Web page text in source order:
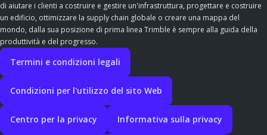
di aiutare i clienti a costruire e gestire un'infrastruttura, progettare e costruire
un edificio, ottimizzare la supply chain globale o creare una mappa del
mondo, dalla sua posizione di prima linea Trimble è sempre alla guida della
produttività e del progresso.
Termini e condizioni legali
Condizioni per l'utilizzo del sito Web
Centro per la privacy Informativa sulla privacy